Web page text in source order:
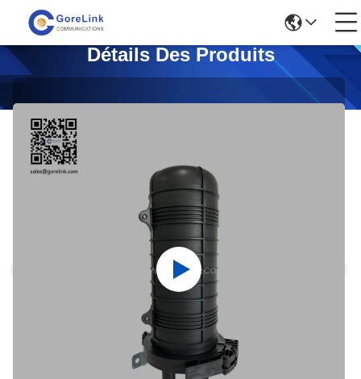
Détails Des Produits